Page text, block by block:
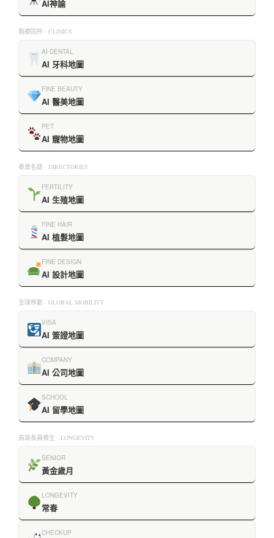
AI神諭
醫療院所 · CLINICS
AI DENTAL
AI 牙科地圖
FINE BEAUTY
AI 醫美地圖
PET
AI 寵物地圖
專業名錄 · DIRECTORIES
FERTILITY
AI 生殖地圖
FINE HAIR
AI 植髮地圖
FINE DESIGN
AI 設計地圖
全球移動 · GLOBAL MOBILITY
VISA
AI 簽證地圖
COMPANY
AI 公司地圖
SCHOOL
AI 留學地圖
高端長壽養生 · LONGEVITY
SENIOR
黃金歲月
LONGEVITY
常春
CHECKUP